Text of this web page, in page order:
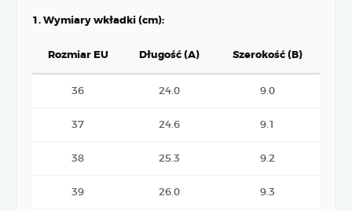
1. Wymiary wkładki (cm):
Rozmiar EU Długość (A) Szerokość (B)
36 24.0 9.0
37 24.6 9.1
38 25.3 9.2
39 26.0 9.3